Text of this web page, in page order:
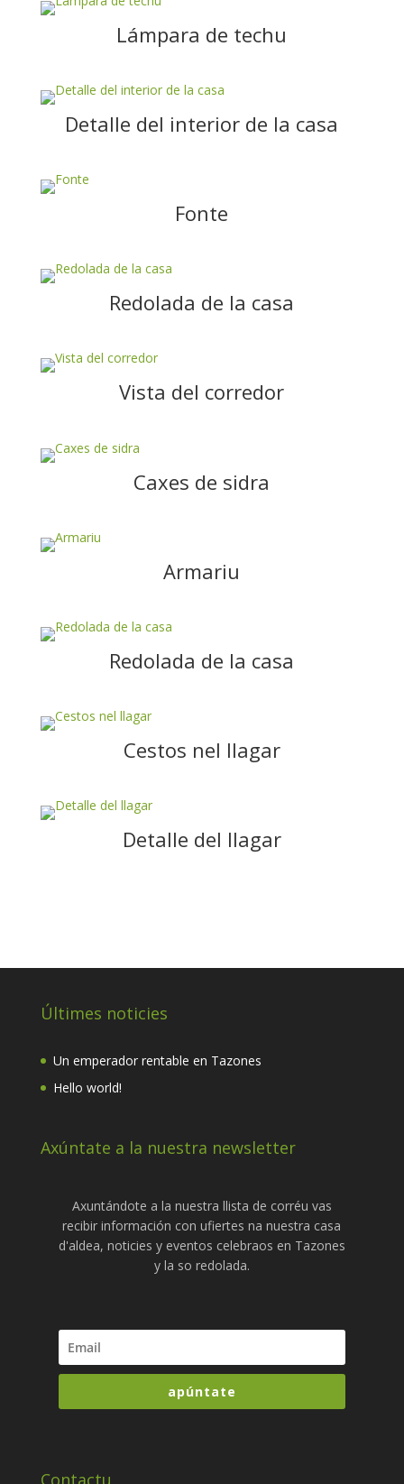
Lámpara de techu
Detalle del interior de la casa
Fonte
Redolada de la casa
Vista del corredor
Caxes de sidra
Armariu
Redolada de la casa
Cestos nel llagar
Detalle del llagar
Últimes noticies
Un emperador rentable en Tazones
Hello world!
Axúntate a la nuestra newsletter
Axuntándote a la nuestra llista de corréu vas
recibir información con ufiertes na nuestra casa
d'aldea, noticies y eventos celebraos en Tazones
y la so redolada.
apúntate
Contactu